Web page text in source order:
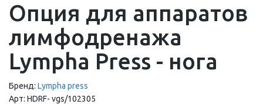
Опция для аппаратов
лимфодренажа
Lympha Press - нога
Бренд: Lympha press
Арт: HDRF- vgs/102305